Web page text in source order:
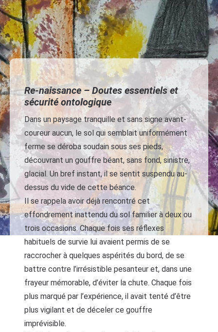
Re-naissance – Doutes essentiels et
sécurité ontologique
Dans un paysage tranquille et sans signe avant-
coureur aucun, le sol qui semblait uniformément
ferme se déroba soudain sous ses pieds,
découvrant un gouffre béant, sans fond, sinistre,
glacial. Un bref instant, il se sentit suspendu au-
dessus du vide de cette béance.
Il se rappela avoir déjà rencontré cet
effondrement inattendu du sol familier à deux ou
trois occasions. Chaque fois ses réflexes
habituels de survie lui avaient permis de se
raccrocher à quelques aspérités du bord, de se
battre contre l’irrésistible pesanteur et, dans une
frayeur mémorable, d’éviter la chute. Chaque fois
plus marqué par l’expérience, il avait tenté d’être
plus vigilant et de déceler ce gouffre
imprévisible.